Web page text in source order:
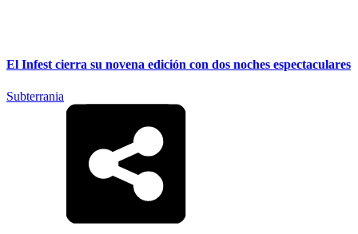
El Infest cierra su novena edición con dos noches espectaculares
Subterrania